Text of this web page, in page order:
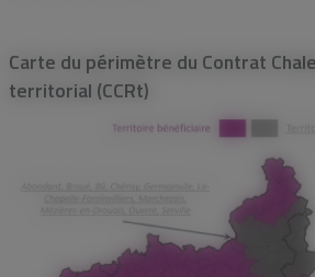
Carte du périmètre du Contrat
territorial (CCRt)